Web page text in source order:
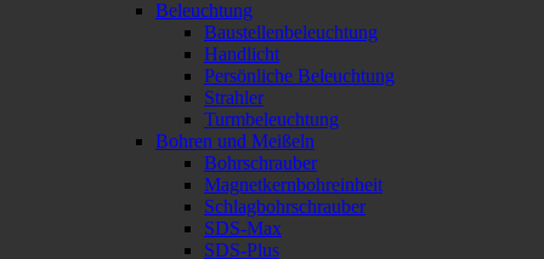
Beleuchtung
Baustellenbeleuchtung
Handlicht
Persönliche Beleuchtung
Strahler
Turmbeleuchtung
Bohren und Meißeln
Bohrschrauber
Magnetkernbohreinheit
Schlagbohrschrauber
SDS-Max
SDS-Plus